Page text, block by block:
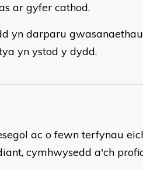
ar gyfer cathod.
yn darparu
yn ystod y dydd.
ac o fewn terfynau
cymhwysedd a'ch